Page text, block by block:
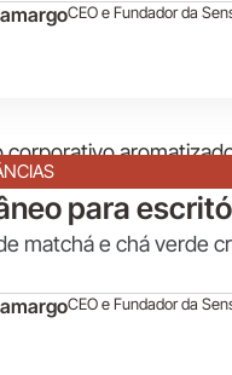
CEO e Fundador da
para
matchá e chá verde
CEO e Fundador da